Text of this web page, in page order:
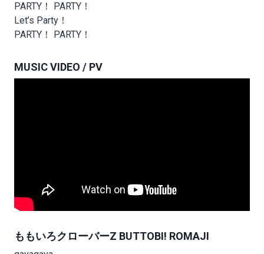
PARTY！ PARTY！
Let’s Party！
PARTY！ PARTY！
MUSIC VIDEO / PV
ももいろクローバーZ BUTTOBI! ROMAJI